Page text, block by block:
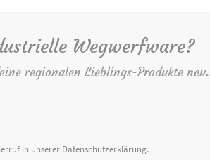
Wegwerfware?
regionalen Lieblings-Produkte
in unserer Datenschutzerklärung.